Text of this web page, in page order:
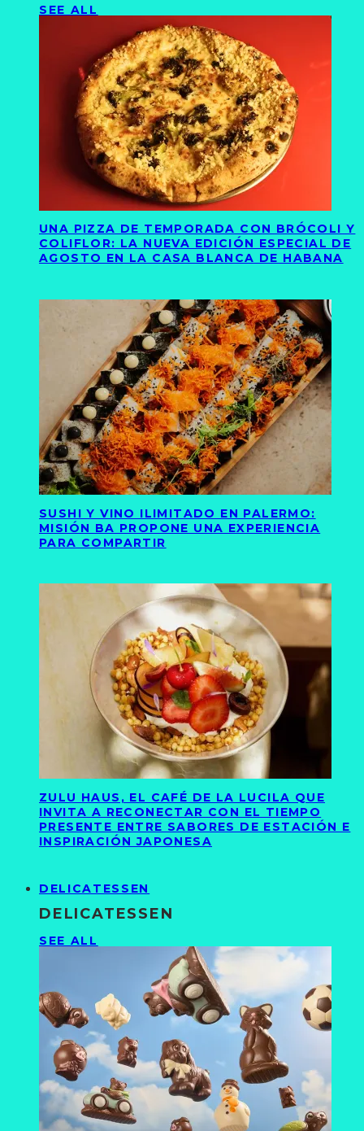
SEE ALL
UNA PIZZA DE TEMPORADA CON BRÓCOLI Y
COLIFLOR: LA NUEVA EDICIÓN ESPECIAL DE
AGOSTO EN LA CASA BLANCA DE HABANA
SUSHI Y VINO ILIMITADO EN PALERMO:
MISIÓN BA PROPONE UNA EXPERIENCIA
PARA COMPARTIR
ZULU HAUS, EL CAFÉ DE LA LUCILA QUE
INVITA A RECONECTAR CON EL TIEMPO
PRESENTE ENTRE SABORES DE ESTACIÓN E
INSPIRACIÓN JAPONESA
DELICATESSEN
DELICATESSEN
SEE ALL